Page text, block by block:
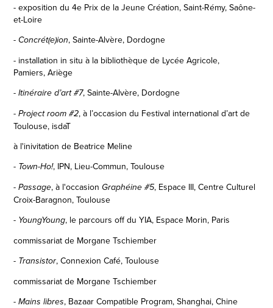
-exposition du 4e Prix de la Jeune Création, Saint-Rémy, Saône-
et-Loire
- Concrét(e)ion, Sainte-Alvère, Dordogne
- installation in situ à la bibliothèque de Lycée Agricole,
Pamiers,Ariège
- Itinéraire d’art #7, Sainte-Alvère, Dordogne
- Project room #2, à l’occasion du Festival international d’art de
Toulouse, isdaT
à l'inivitation de Beatrice Meline
- Town-Ho!, IPN, Lieu-Commun, Toulouse
- Passage, à l'occasionGraphéine #5, Espace III, Centre Culturel
Croix-Baragnon, Toulouse
- YoungYoung, le parcours off du YIA, Espace Morin, Paris
commissariat de Morgane Tschiember
- Transistor, Connexion Café, Toulouse
commissariat de Morgane Tschiember
- Mains libres, Bazaar Compatible Program, Shanghai, Chine